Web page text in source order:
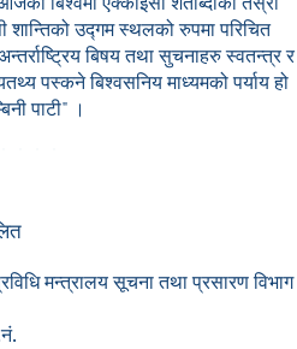
उद्गम स्थलको रुपमा परिचित
बिषय तथा सुचनाहरु स्वतन्त्र र
पस्कने बिश्वसनिय माध्यमको पर्याय हो
पाटी" ।
मन्त्रालय सूचना तथा प्रसारण विभाग